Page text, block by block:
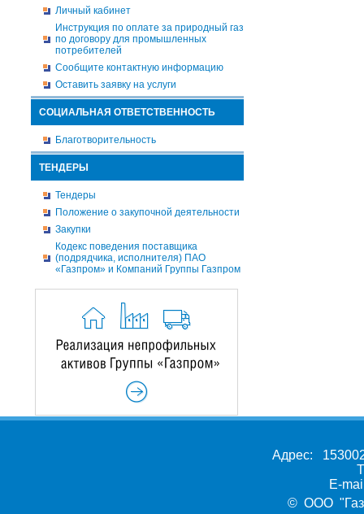
Личный кабинет
Инструкция по оплате за природный газ
по договору для промышленных
потребителей
Сообщите контактную информацию
Оставить заявку на услуги
СОЦИАЛЬНАЯ ОТВЕТСТВЕННОСТЬ
Благотворительность
ТЕНДЕРЫ
Тендеры
Положение о закупочной деятельности
Закупки
Кодекс поведения поставщика
(подрядчика, исполнителя) ПАО
«Газпром» и Компаний Группы Газпром
Адрес:
E-
© ООО